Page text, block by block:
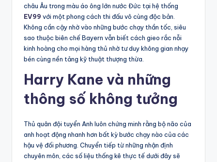
châu Âu trong màu áo ông lớn nước Đức tại hệ thống
EV99 với một phong cách thi đấu vô cùng độc bản.
Không cần cậy nhờ vào những bước chạy thần tốc, siêu
sao thuộc biên chế Bayern vẫn biết cách gieo rắc nỗi
kinh hoàng cho mọi hàng thủ nhờ tư duy không gian nhạy
bén cùng nền tảng kỹ thuật thượng thừa.
Harry Kane và những
thông số không tưởng
Thủ quân đội tuyển Anh luôn chứng minh rằng bộ não của
anh hoạt động nhanh hơn bất kỳ bước chạy nào của các
hậu vệ đối phương. Chuyển tiếp từ những nhận định
chuyên môn, các số liệu thống kê thực tế dưới đây sẽ